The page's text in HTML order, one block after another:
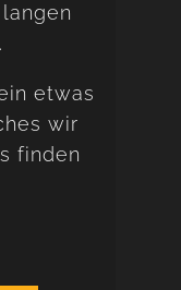
etwas
wir
finden